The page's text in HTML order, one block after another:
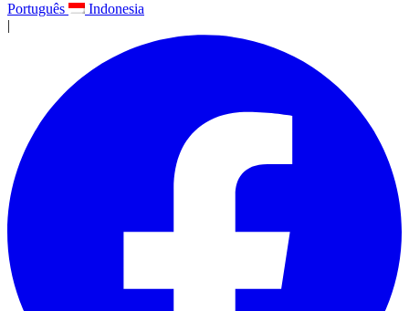
Português
Indonesia
|